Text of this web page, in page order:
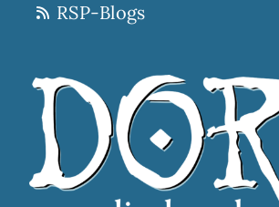
RSP-Blogs